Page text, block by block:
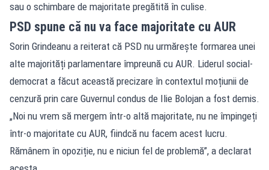
sau o schimbare de majoritate pregătită în culise.
PSD spune că nu va face majoritate cu AUR
Sorin Grindeanu a reiterat că PSD nu urmărește formarea unei
alte majorități parlamentare împreună cu AUR. Liderul social-
democrat a făcut această precizare în contextul moțiunii de
cenzură prin care Guvernul condus de Ilie Bolojan a fost demis.
„Noi nu vrem să mergem într-o altă majoritate, nu ne împingeți
într-o majoritate cu AUR, fiindcă nu facem acest lucru.
Rămânem în opoziție, nu e niciun fel de problemă”, a declarat